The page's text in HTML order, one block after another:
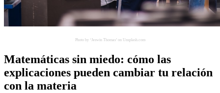
Photo by ‘Jeswin Thomas’ on Unsplash.com
Matemáticas sin miedo: cómo las
explicaciones pueden cambiar tu relación
con la materia